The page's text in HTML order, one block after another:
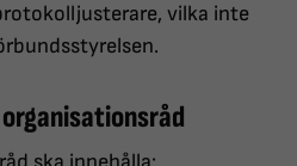
vilka inte